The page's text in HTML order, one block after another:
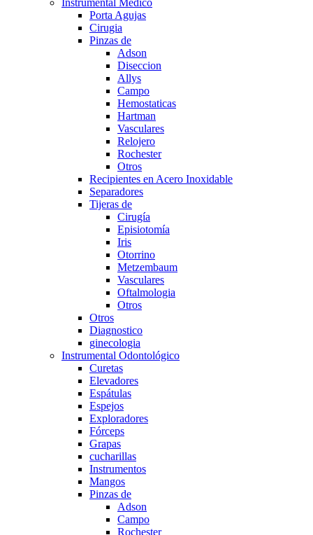
Instrumental Medico
Porta Agujas
Cirugia
Pinzas de
Adson
Diseccion
Allys
Campo
Hemostaticas
Hartman
Vasculares
Relojero
Rochester
Otros
Recipientes en Acero Inoxidable
Separadores
Tijeras de
Cirugía
Episiotomía
Iris
Otorrino
Metzembaum
Vasculares
Oftalmologia
Otros
Otros
Diagnostico
ginecologia
Instrumental Odontológico
Curetas
Elevadores
Espátulas
Espejos
Exploradores
Fórceps
Grapas
cucharillas
Instrumentos
Mangos
Pinzas de
Adson
Campo
Rochester